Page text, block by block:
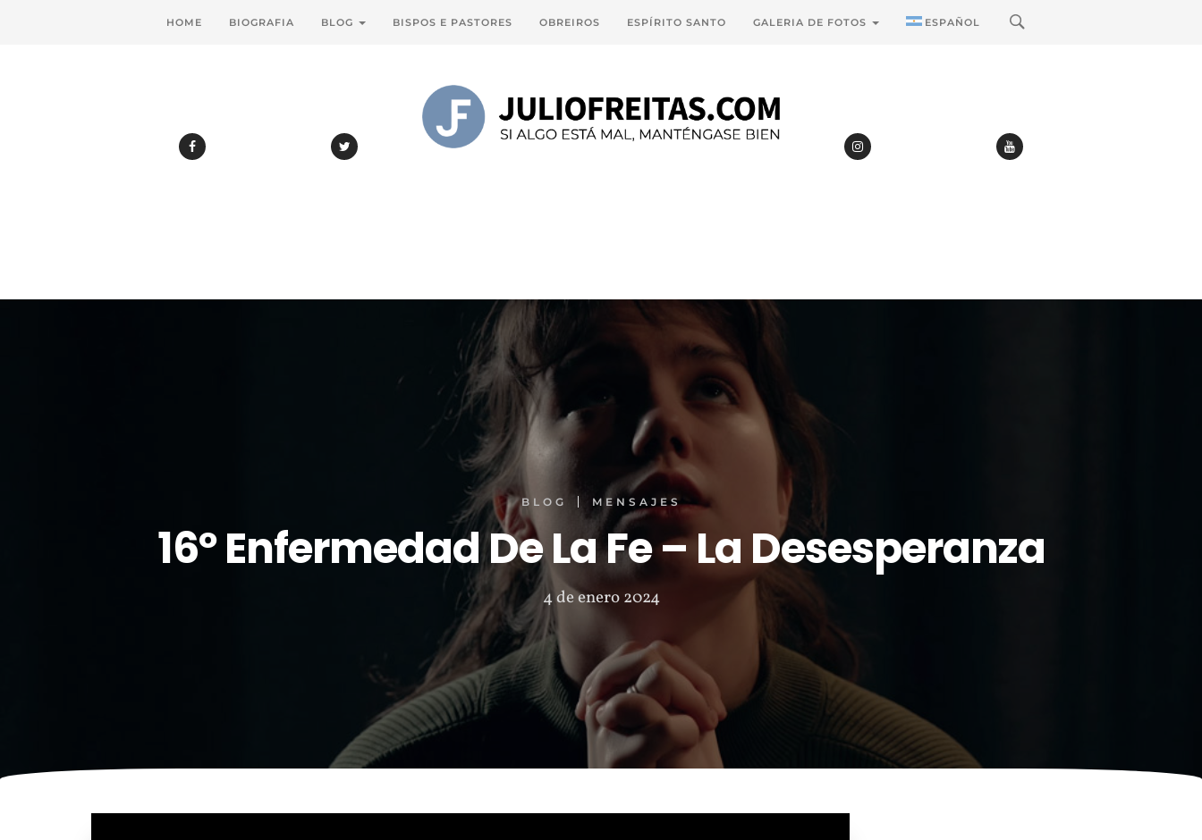
HOME BIOGRAFIA BLOG BISPOS E PASTORES OBREIROS ESPÍRITO SANTO GALERIA DE FOTOS ESPAÑOL
BLOG MENSAJES
16º Enfermedad De La Fe – La Desesperanza
4 de enero 2024